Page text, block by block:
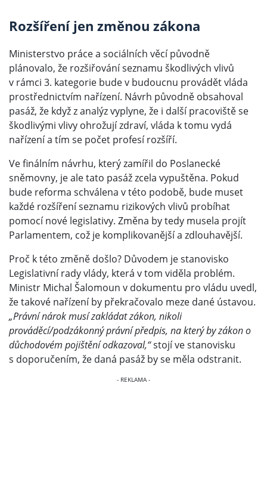
Rozšíření jen změnou zákona
Ministerstvo práce a sociálních věcí původně
plánovalo, že rozšiřování seznamu škodlivých vlivů
v rámci 3. kategorie bude v budoucnu provádět vláda
prostřednictvím nařízení. Návrh původně obsahoval
pasáž, že když z analýz vyplyne, že i další pracoviště se
škodlivými vlivy ohrožují zdraví, vláda k tomu vydá
nařízení a tím se počet profesí rozšíří.
Ve finálním návrhu, který zamířil do Poslanecké
sněmovny, je ale tato pasáž zcela vypuštěna. Pokud
bude reforma schválena v této podobě, bude muset
každé rozšíření seznamu rizikových vlivů probíhat
pomocí nové legislativy. Změna by tedy musela projít
Parlamentem, což je komplikovanější a zdlouhavější.
Proč k této změně došlo? Důvodem je stanovisko
Legislativní rady vlády, která v tom viděla problém.
Ministr Michal Šalomoun v dokumentu pro vládu uvedl,
že takové nařízení by překračovalo meze dané ústavou.
„Právní nárok musí zakládat zákon, nikoli
prováděcí/podzákonný právní předpis, na který by zákon o
důchodovém pojištění odkazoval,“stojí ve stanovisku
s doporučením, že daná pasáž by se měla odstranit.